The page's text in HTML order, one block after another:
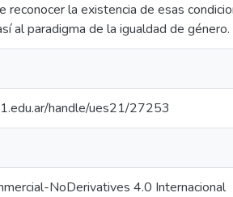
reconocer la existencia de esas
al paradigma de la igualdad de género.
handle/ues21/27253
NoDerivatives 4.0 Internacional